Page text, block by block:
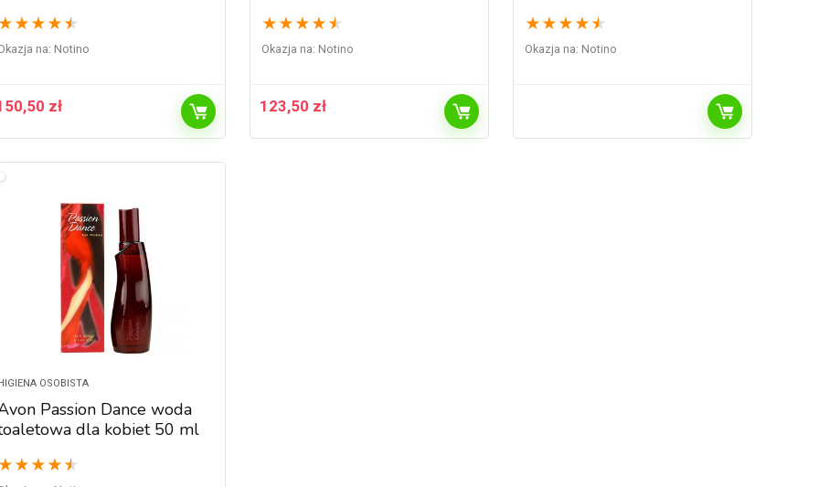
★ ★ ★ ★ ★
na: Notino
zł
★ ★ ★ ★ ★
Okazja na: Notino
123,50 zł
★ ★ ★ ★ ★
Okazja na: Notino
OSOBISTA
Passion Dance woda
dla kobiet 50 ml
★ ★ ★ ★ ★